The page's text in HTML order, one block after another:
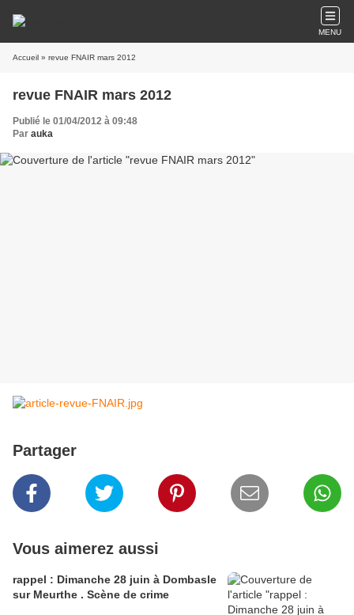
MENU
Accueil » revue FNAIR mars 2012
revue FNAIR mars 2012
Publié le 01/04/2012 à 09:48
Par auka
Partager
Vous aimerez aussi
rappel : Dimanche 28 juin à Dombasle
sur Meurthe . Scène de crime